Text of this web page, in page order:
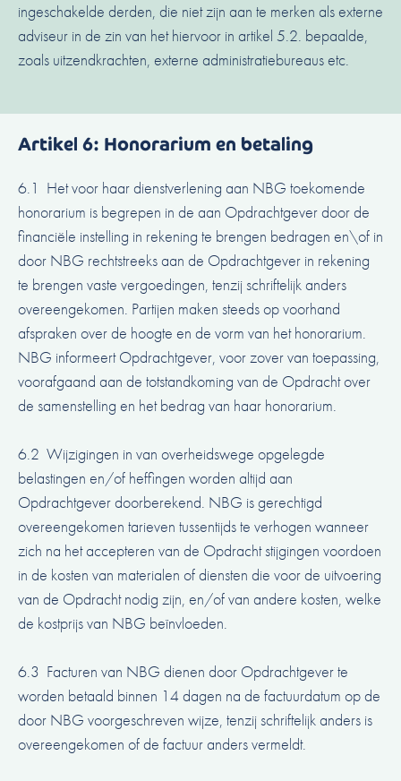
ingeschakelde derden, die niet zijn aan te merken als externe
adviseur in de zin van het hiervoor in artikel 5.2. bepaalde,
zoals uitzendkrachten, externe administratiebureaus etc.
Artikel 6: Honorarium en betaling
6.1 Het voor haar dienstverlening aan NBG toekomende
honorarium is begrepen in de aan Opdrachtgever door de
financiële instelling in rekening te brengen bedragen en\of in
door NBG rechtstreeks aan de Opdrachtgever in rekening
te brengen vaste vergoedingen, tenzij schriftelijk anders
overeengekomen. Partijen maken steeds op voorhand
afspraken over de hoogte en de vorm van het honorarium.
NBG informeert Opdrachtgever, voor zover van toepassing,
voorafgaand aan de totstandkoming van de Opdracht over
de samenstelling en het bedrag van haar honorarium.
6.2 Wijzigingen in van overheidswege opgelegde
belastingen en/of heffingen worden altijd aan
Opdrachtgever doorberekend. NBG is gerechtigd
overeengekomen tarieven tussentijds te verhogen wanneer
zich na het accepteren van de Opdracht stijgingen voordoen
in de kosten van materialen of diensten die voor de uitvoering
van de Opdracht nodig zijn, en/of van andere kosten, welke
de kostprijs van NBG beïnvloeden.
6.3 Facturen van NBG dienen door Opdrachtgever te
worden betaald binnen 14 dagen na de factuurdatum op de
door NBG voorgeschreven wijze, tenzij schriftelijk anders is
overeengekomen of de factuur anders vermeldt.